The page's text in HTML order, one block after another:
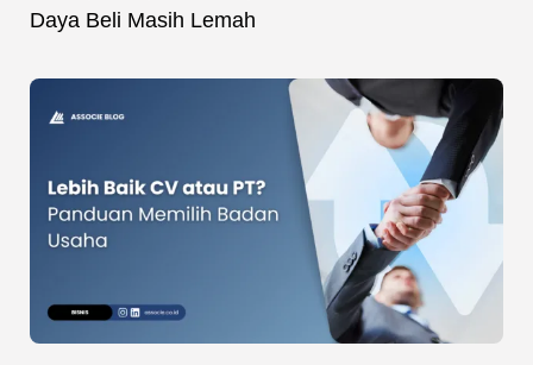
Daya Beli Masih Lemah